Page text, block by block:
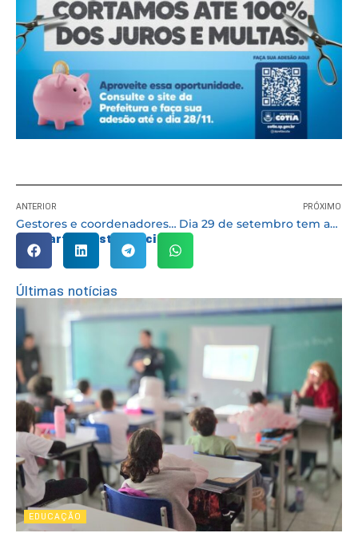
ANTERIOR
Gestores e coordenadores do SUAS participam de atualização sobre direitos socioassistenciais
PRÓXIMO
Dia 29 de setembro tem audiência pública da Fazenda na Câmara Municipal
Compartilhe esta notícia:
Últimas notícias
EDUCAÇÃO